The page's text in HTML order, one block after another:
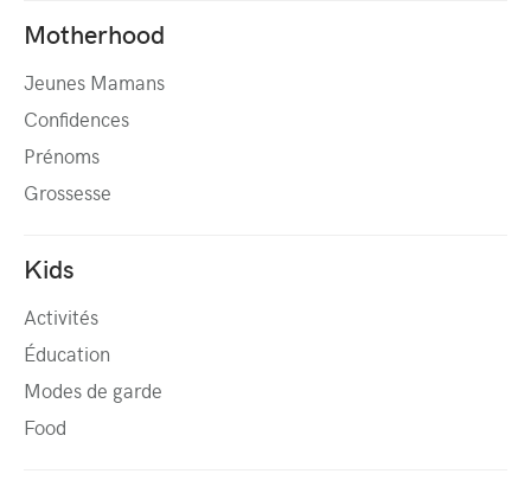
Motherhood
Jeunes Mamans
Confidences
Prénoms
Grossesse
Kids
Activités
Éducation
Modes de garde
Food